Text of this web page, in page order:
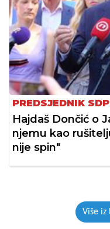
PREDSJEDNIK
Hajdaš Dončić o
njemu kao
nije spin"
Više iz